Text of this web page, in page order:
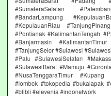
#SumateraSelatan
#BandarLampung
#KepulauanRiau
#Pontianak #KalimantanTengah
#Banjarmasin
#TanjungSelor #Sulawesi
#Palu #SulawesiSelatan
#SulawesiBarat #Mamuju
#NusaTenggaraTimur #Kupang
#lombok #tokopedia #bukalapak
#blibli #elevenia #indonetwork